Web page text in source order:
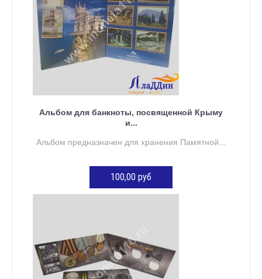
Альбом для банкноты, посвященной Крыму
и...
Альбом предназначен для хранения Памятной...
100,00 руб